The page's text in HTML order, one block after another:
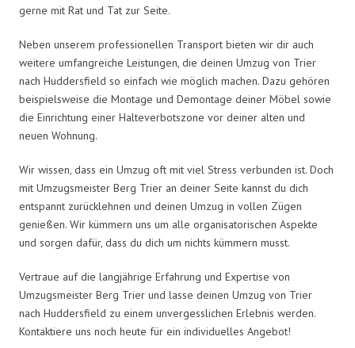
gerne mit Rat und Tat zur Seite.
Neben unserem professionellen Transport bieten wir dir auch
weitere umfangreiche Leistungen, die deinen Umzug von Trier
nach Huddersfield so einfach wie möglich machen. Dazu gehören
beispielsweise die Montage und Demontage deiner Möbel sowie
die Einrichtung einer Halteverbotszone vor deiner alten und
neuen Wohnung.
Wir wissen, dass ein Umzug oft mit viel Stress verbunden ist. Doch
mit Umzugsmeister Berg Trier an deiner Seite kannst du dich
entspannt zurücklehnen und deinen Umzug in vollen Zügen
genießen. Wir kümmern uns um alle organisatorischen Aspekte
und sorgen dafür, dass du dich um nichts kümmern musst.
Vertraue auf die langjährige Erfahrung und Expertise von
Umzugsmeister Berg Trier und lasse deinen Umzug von Trier
nach Huddersfield zu einem unvergesslichen Erlebnis werden.
Kontaktiere uns noch heute für ein individuelles Angebot!